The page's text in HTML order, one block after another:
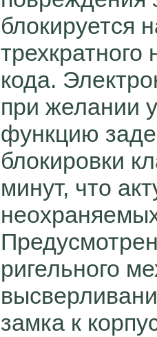
блокируется
трехкратного
кода.
при желании
функцию
блокировки
минут, что
ригельного
замка к